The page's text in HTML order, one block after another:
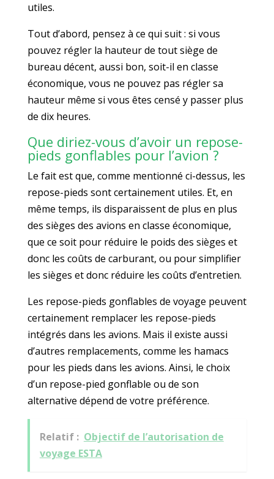
utiles.
Tout d’abord, pensez à ce qui suit : si vous
pouvez régler la hauteur de tout siège de
bureau décent, aussi bon, soit-il en classe
économique, vous ne pouvez pas régler sa
hauteur même si vous êtes censé y passer plus
de dix heures.
Que diriez-vous d’avoir un repose-
pieds gonflables pour l’avion ?
Le fait est que, comme mentionné ci-dessus, les
repose-pieds sont certainement utiles. Et, en
même temps, ils disparaissent de plus en plus
des sièges des avions en classe économique,
que ce soit pour réduire le poids des sièges et
donc les coûts de carburant, ou pour simplifier
les sièges et donc réduire les coûts d’entretien.
Les repose-pieds gonflables de voyage peuvent
certainement remplacer les repose-pieds
intégrés dans les avions. Mais il existe aussi
d’autres remplacements, comme les hamacs
pour les pieds dans les avions. Ainsi, le choix
d’un repose-pied gonflable ou de son
alternative dépend de votre préférence.
Relatif : Objectif de l’autorisation de
voyage ESTA